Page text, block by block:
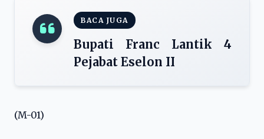
BACA JUGA
Bupati Franc Lantik 4
Pejabat Eselon II
(M-01)